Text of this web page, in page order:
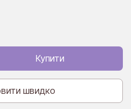
Купити
швидко